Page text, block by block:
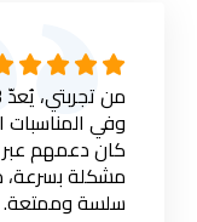
وفي المناسبات
كان دعمهم عبر
مشكلة بسرعة،
سلسة وممتعة.